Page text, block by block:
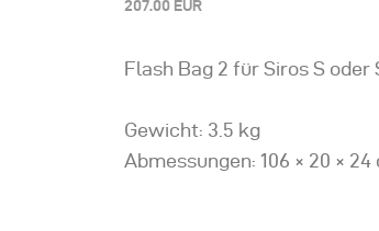
207.00 EUR
Flash Bag 2 für Siros S oder
Gewicht: 3.5 kg
Abmessungen: 106 × 20 × 24